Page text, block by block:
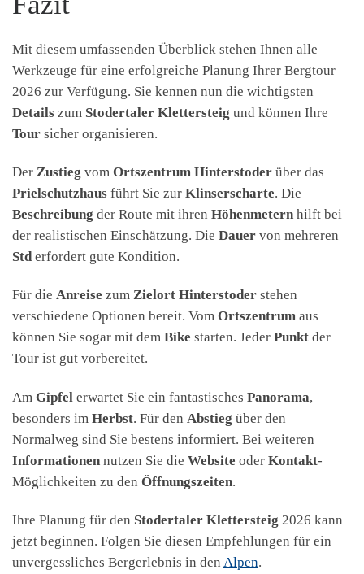
Mit diesem umfassenden Überblick stehen Ihnen alle
Werkzeuge für eine erfolgreiche Planung Ihrer Bergtour
2026 zur Verfügung. Sie kennen nun die wichtigsten
Details zum Stodertaler Klettersteig und können Ihre
Tour sicher organisieren.
Der Zustieg vom Ortszentrum Hinterstoder über das
Prielschutzhaus führt Sie zur Klinserscharte. Die
Beschreibung der Route mit ihren Höhenmetern hilft bei
der realistischen Einschätzung. Die Dauer von mehreren
Stderfordert gute Kondition.
Für die Anreise zum Zielort Hinterstoder stehen
verschiedene Optionen bereit. Vom Ortszentrum aus
können Sie sogar mit dem Bike starten. Jeder Punkt der
Tour ist gut vorbereitet.
Am Gipfel erwartet Sie ein fantastisches Panorama,
besonders im Herbst. Für den Abstieg über den
Normalweg sind Sie bestens informiert. Bei weiteren
Informationen nutzen Sie die Website oder Kontakt-
Möglichkeiten zu den Öffnungszeiten.
Ihre Planung für den Stodertaler Klettersteig 2026 kann
jetzt beginnen. Folgen Sie diesen Empfehlungen für ein
unvergessliches Bergerlebnis in den Alpen.